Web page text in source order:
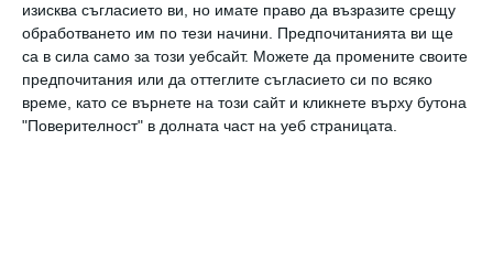
изисква съгласието ви, но имате право да възразите срещу
обработването им по тези начини. Предпочитанията ви ще
са в сила само за този уебсайт. Можете да промените своите
предпочитания или да оттеглите съгласието си по всяко
време, като се върнете на този сайт и кликнете върху бутона
"Поверителност" в долната част на уеб страницата.